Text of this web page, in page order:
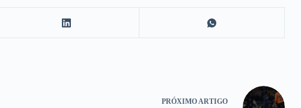
PRÓXIMO ARTIGO